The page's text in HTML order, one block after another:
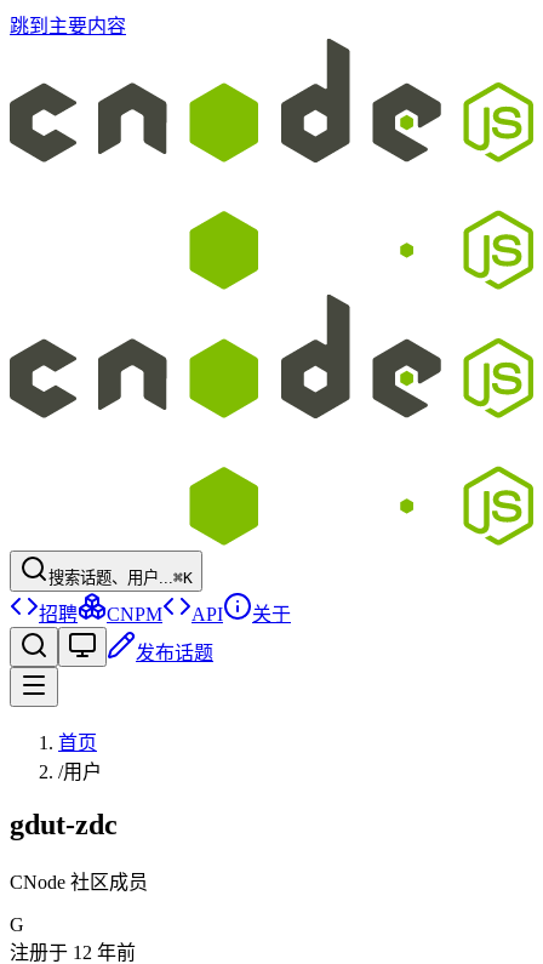
跳到主要内容
搜索话题、用户...⌘K
招聘 CNPM API
关于
发布话题
首页
/用户
gdut-zdc
CNode 社区成员
G
注册于 12 年前